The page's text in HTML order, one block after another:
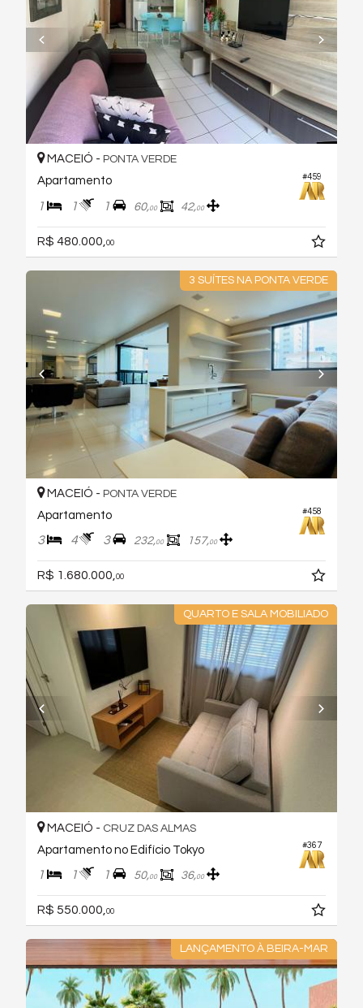
#459
MACEIÓ - PONTA VERDE
Apartamento
1 1 1 60,00 42,00
R$ 480.000, 00
3 SUÍTES NA PONTA VERDE
#458
MACEIÓ - PONTA VERDE
Apartamento
3 4 3 232,00 157,00
R$ 1.680.000,00
QUARTO E SALA MOBILIADO
#367
MACEIÓ - CRUZ DAS ALMAS
Apartamento no Edifício Tokyo
1 1 1 50,00 36,00
R$ 550.000, 00
LANÇAMENTO À BEIRA-MAR